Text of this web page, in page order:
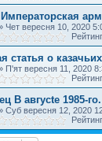
Чет вересня 10, 2020
статья о
П'ят вересня 11, 2020
В авгусtе 1985-го.
Суб вересня 12, 2020